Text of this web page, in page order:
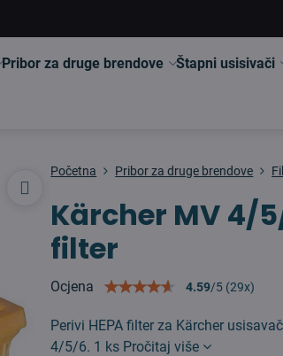
Pribor za druge brendove Štapni usisivači
Početna Pribor za druge brendove
Kärcher MV 4/
filter
Ocjena 4.59/5 (29x)
Perivi HEPA filter za Kärcher
4/5/6. 1 ks Pročitaj više